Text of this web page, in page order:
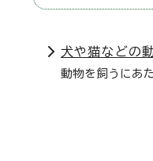
犬や猫などの
動物を飼うにあ